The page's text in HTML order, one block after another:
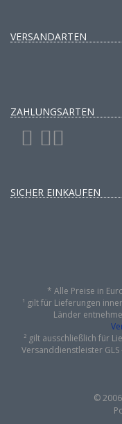
VERSANDARTEN
ZAHLUNGSARTEN
SICHER EINKAUFEN
* Alle Preise in
¹ gilt für Lieferungen
Länder
² gilt ausschließlich für
Versanddienstleister
©